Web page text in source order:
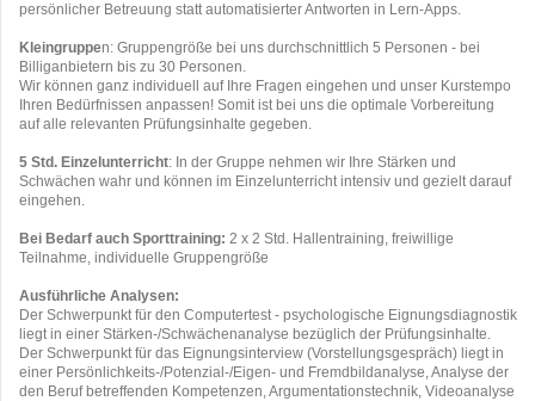
persönlicher Betreuung statt automatisierter Antworten in Lern-Apps.
Kleingruppen: Gruppengröße bei uns durchschnittlich 5 Personen - bei
Billiganbietern bis zu 30 Personen.
Wir können ganz individuell auf Ihre Fragen eingehen und unser Kurstempo
Ihren Bedürfnissen anpassen! Somit ist bei uns die optimale Vorbereitung
auf alle relevanten Prüfungsinhalte gegeben.
5 Std. Einzelunterricht: In der Gruppe nehmen wir Ihre Stärken und
Schwächen wahr und können im Einzelunterricht intensiv und gezielt darauf
eingehen.
Bei Bedarf auch Sporttraining: 2 x 2 Std. Hallentraining, freiwillige
Teilnahme, individuelle Gruppengröße
Ausführliche Analysen:
Der Schwerpunkt für den Computertest - psychologische Eignungsdiagnostik
liegt in einer Stärken-/Schwächenanalyse bezüglich der Prüfungsinhalte.
Der Schwerpunkt für das Eignungsinterview (Vorstellungsgespräch) liegt in
einer Persönlichkeits-/Potenzial-/Eigen- und Fremdbildanalyse, Analyse der
den Beruf betreffenden Kompetenzen, Argumentationstechnik, Videoanalyse